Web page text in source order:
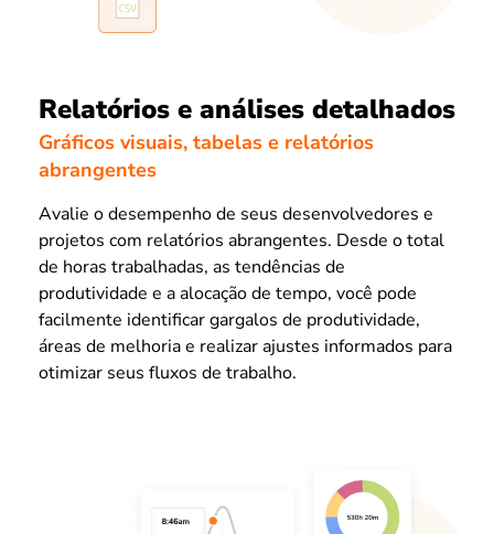
Relatórios e análises detalhados
Gráficos visuais, tabelas e relatórios
abrangentes
Avalie o desempenho de seus desenvolvedores e
projetos com relatórios abrangentes. Desde o total
de horas trabalhadas, as tendências de
produtividade e a alocação de tempo, você pode
facilmente identificar gargalos de produtividade,
áreas de melhoria e realizar ajustes informados para
otimizar seus fluxos de trabalho.